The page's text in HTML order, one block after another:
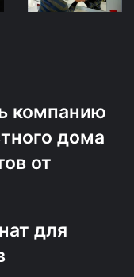
компанию
дома
от
для